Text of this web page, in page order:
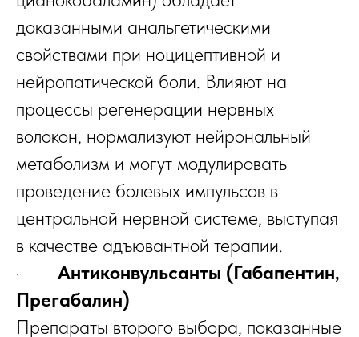
доказанными анальгетическими
свойствами при ноцицептивной и
нейропатической боли. Влияют на
процессы регенерации нервных
волокон, нормализуют нейрональный
метаболизм и могут модулировать
проведение болевых импульсов в
центральной нервной системе, выступая
в качестве адъювантной терапии.
· Антиконвульсанты (Габапентин,
Прегабалин)
Препараты второго выбора, показанные